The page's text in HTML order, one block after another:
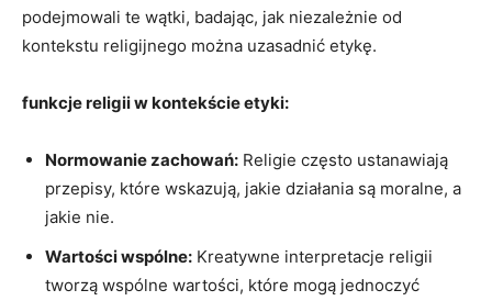
podejmowali te ⁤wątki, ⁤badając, jak ‌niezależnie od
kontekstu religijnego można uzasadnić etykę.
funkcje religii‍ w kontekście ‍etyki:
Normowanie zachowań: Religie często ustanawiają
przepisy, które‌ wskazują, jakie działania są moralne, a
jakie nie.
Wartości⁣ wspólne: Kreatywne‌ interpretacje religii
tworzą wspólne wartości, które‌ mogą jednoczyć